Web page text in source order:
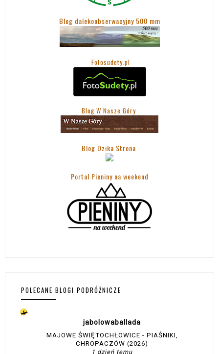
Blog dalekoobserwacyjny 500 mm
Fotosudety.pl
Blog W Nasze Góry
Blog Dzika Strona
Portal Pieniny na weekend
POLECANE BLOGI PODRÓŻNICZE
jabolowaballada
MAJOWE ŚWIĘTOCHŁOWICE - PIAŚNIKI,
CHROPACZÓW (2026)
1 dzień temu